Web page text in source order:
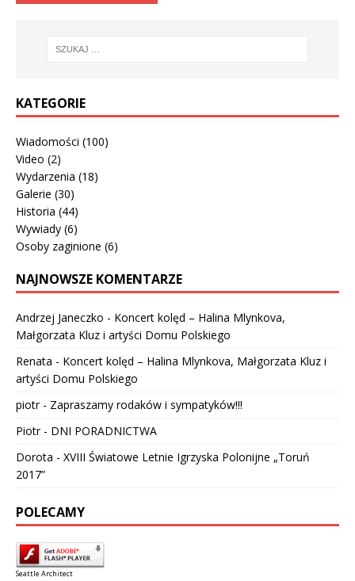
KATEGORIE
Wiadomości (100)
Video (2)
Wydarzenia (18)
Galerie (30)
Historia (44)
Wywiady (6)
Osoby zaginione (6)
NAJNOWSZE KOMENTARZE
Andrzej Janeczko - Koncert kolęd – Halina Mlynkova,
Małgorzata Kluz i artyści Domu Polskiego
Renata - Koncert kolęd – Halina Mlynkova, Małgorzata Kluz i
artyści Domu Polskiego
piotr- Zapraszamy rodaków i sympatyków!!!
Piotr- DNI PORADNICTWA
Dorota - XVIII Światowe Letnie Igrzyska Polonijne „Toruń
2017”
POLECAMY
Seattle Architect